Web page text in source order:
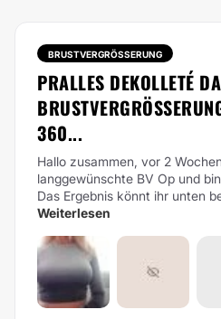
BRUSTVERGRÖSSERUNG
PRALLES DEKOLLETÉ
60...
Hallo zusammen, vor 2
langgewünschte BV Op und
Das Ergebnis könnt ihr unten
Weiterlesen